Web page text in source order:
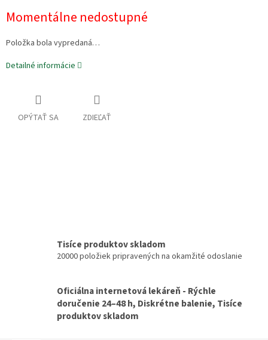
cena:
Momentálne nedostupné
Položka bola vypredaná…
Detailné informácie
OPÝTAŤ SA ZDIEĽAŤ
Tisíce produktov skladom
20000 položiek pripravených na okamžité odoslanie
Oficiálna internetová lekáreň - Rýchle
doručenie 24–48 h, Diskrétne balenie, Tisíce
produktov skladom